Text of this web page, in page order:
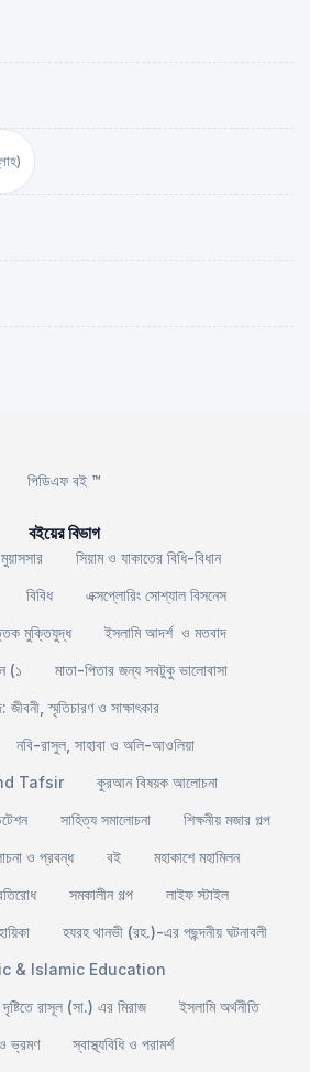
পিডিএফ বই ™
বইয়ের বিভাগ
সিয়াম ও যাকাতের বিধি-বিধান
বিবিধ
এক্সপ্লোরিং সোশ্যাল বিসনেস
মুক্তিযুদ্ধ
ইসলামি আদর্শ ও মতবাদ
(১
মাতা-পিতার জন্য সবটুকু ভালোবাসা
জীবনী, স্মৃতিচারণ ও সাক্ষাৎকার
নবি-রাসুল, সাহাবা ও অলি-আওলিয়া
Tafsir
কুরআন বিষয়ক আলোচনা
সাহিত্য সমালোচনা
শিক্ষনীয় মজার গল্প
ও প্রবন্ধ
বই
মহাকাশে মহামিলন
সমকালীন গল্প
লাইফ স্টাইল
হযরহ থানভী (রহ.)-এর পছন্দনীয় ঘটনাবলী
& Islamic Education
রাসূল (সা.) এর মিরাজ
ইসলামি অর্থনীতি
ভ্রমণ
স্বাস্থ্যবিধি ও পরামর্শ